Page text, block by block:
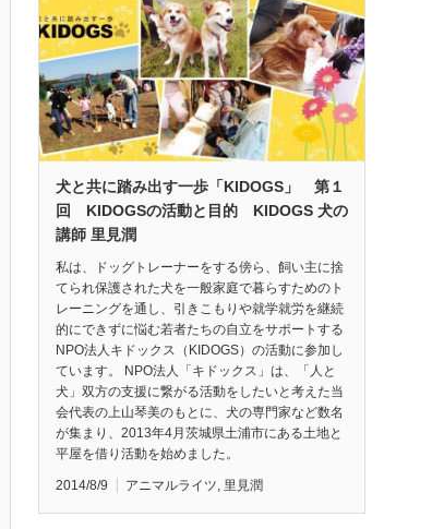
犬と共に踏み出す一歩「KIDOGS」 第１
回 KIDOGSの活動と目的 KIDOGS 犬の
講師 里見潤
私は、ドッグトレーナーをする傍ら、飼い主に捨
てられ保護された犬を一般家庭で暮らすためのト
レーニングを通し、引きこもりや就学就労を継続
的にできずに悩む若者たちの自立をサポートする
NPO法人キドックス（KIDOGS）の活動に参加し
ています。 NPO法人「キドックス」は、「人と
犬」双方の支援に繋がる活動をしたいと考えた当
会代表の上山琴美のもとに、犬の専門家など数名
が集まり、2013年4月茨城県土浦市にある土地と
平屋を借り活動を始めました。
2014/8/9 アニマルライツ, 里見潤